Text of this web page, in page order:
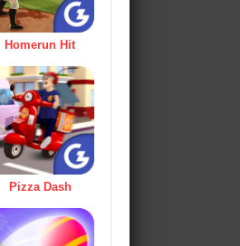
Homerun Hit
Pizza Dash